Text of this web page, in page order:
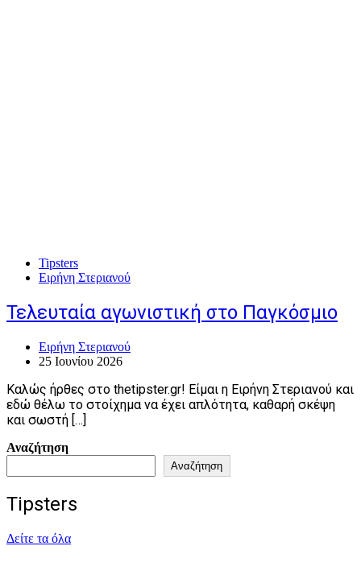
Tipsters
Ειρήνη Στεριανού
Τελευταία αγωνιστική στο Παγκόσμιο
Ειρήνη Στεριανού
25 Ιουνίου 2026
Καλώς ήρθες στο thetipster.gr! Είμαι η Ειρήνη Στεριανού και
εδώ θέλω το στοίχημα να έχει απλότητα, καθαρή σκέψη
και σωστή […]
Αναζήτηση
Αναζήτηση
Tipsters
Δείτε τα όλα